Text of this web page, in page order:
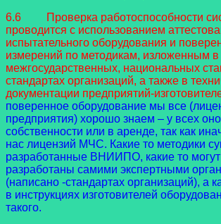
6.6 Проверка работоспособности
проводится с использованием
испытательного оборудования и
измерений по методикам, изложенным в
межгосударственных, национальных
стандартах организаций, а также в
документации предприятий-
поверенное оборудование мы все
предприятия) хорошо знаем – у всех
собственности или в аренде, так как
нас лицензий МЧС. Какие то методики
разработанные ВНИИПО, какие то
разработаны самими экспертными
(написано -стандартах организаций), а
в инструкциях изготовителей
такого.